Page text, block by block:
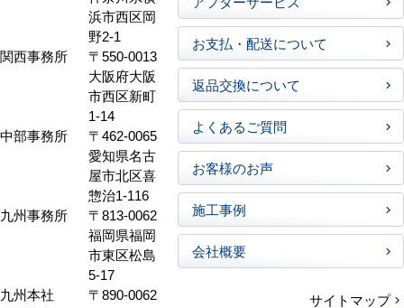
浜市西区岡
野2-1
関西事務所
〒550-0013
大阪府大阪
市西区新町
1-14
中部事務所
〒462-0065
愛知県名古
屋市北区喜
惣治1-116
九州事務所
〒813-0062
福岡県福岡
市東区松島
5-17
九州本社
〒890-0062
お支払・配送について
返品交換について
よくあるご質問
お客様のお声
施工事例
会社概要
サイトマップ